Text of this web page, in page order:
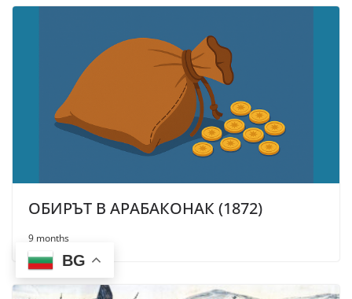
ОБИРЪТ В АРАБАКОНАК (1872)
9 months
BG